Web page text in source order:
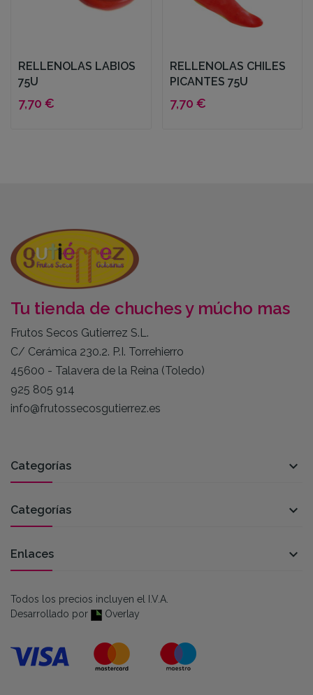
RELLENOLAS LABIOS
75U
7,70 €
RELLENOLAS CHILES
PICANTES 75U
7,70 €
Tu tienda de chuches y múcho mas
Frutos Secos Gutierrez S.L.
C/ Cerámica 230.2. P.I. Torrehierro
45600 - Talavera de la Reina (Toledo)
925 805 914
info@frutossecosgutierrez.es
Categorías 
Categorías 
Enlaces 
Todos los precios incluyen el I.V.A.
Desarrollado por
Overlay